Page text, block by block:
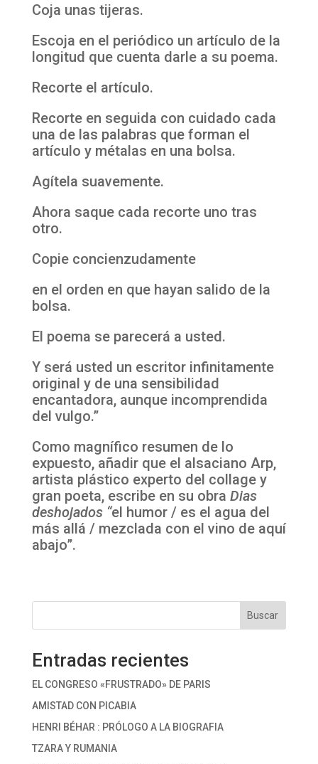
Coja unas tijeras.
Escoja en el periódico un artículo de la
longitud que cuenta darle a su poema.
Recorte el artículo.
Recorte en seguida con cuidado cada
una de las palabras que forman el
artículo y métalas en una bolsa.
Agítela suavemente.
Ahora saque cada recorte uno tras
otro.
Copie concienzudamente
en el orden en que hayan salido de la
bolsa.
El poema se parecerá a usted.
Y será usted un escritor infinitamente
original y de una sensibilidad
encantadora, aunque incomprendida
del vulgo.”
Como magnífico resumen de lo
expuesto, añadir que el alsaciano Arp,
artista plástico experto del collage y
gran poeta, escribe en su obra Dias
deshojados “el humor / es el agua del
más allá / mezclada con el vino de aquí
abajo”.
Buscar
Entradas recientes
EL CONGRESO «FRUSTRADO» DE PARIS
AMISTAD CON PICABIA
HENRI BÉHAR : PRÓLOGO A LA BIOGRAFIA
TZARA Y RUMANIA